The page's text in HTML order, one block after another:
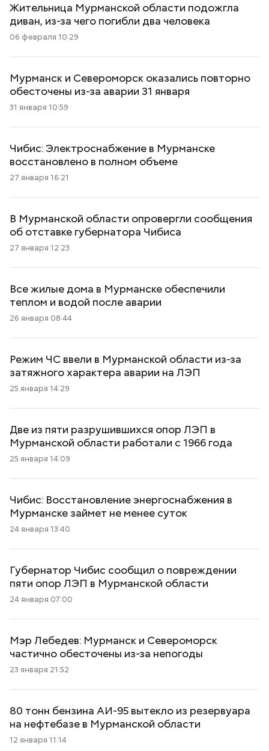
Жительница Мурманской области подожгла
диван, из-за чего погибли два человека
06 февраля 10:29
Мурманск и Североморск оказались повторно
обесточены из-за аварии 31 января
31 января 10:59
Чибис: Электроснабжение в Мурманске
восстановлено в полном объеме
27 января 16:21
В Мурманской области опровергли сообщения
об отставке губернатора Чибиса
27 января 12:23
Все жилые дома в Мурманске обеспечили
теплом и водой после аварии
26 января 08:44
Режим ЧС ввели в Мурманской области из-за
затяжного характера аварии на ЛЭП
25 января 14:29
Две из пяти разрушившихся опор ЛЭП в
Мурманской области работали с 1966 года
25 января 14:09
Чибис: Восстановление энергоснабжения в
Мурманске займет не менее суток
24 января 13:40
Губернатор Чибис сообщил о повреждении
пяти опор ЛЭП в Мурманской области
24 января 07:00
Мэр Лебедев: Мурманск и Североморск
частично обесточены из-за непогоды
23 января 21:52
80 тонн бензина АИ-95 вытекло из резервуара
на нефтебазе в Мурманской области
12 января 11:14